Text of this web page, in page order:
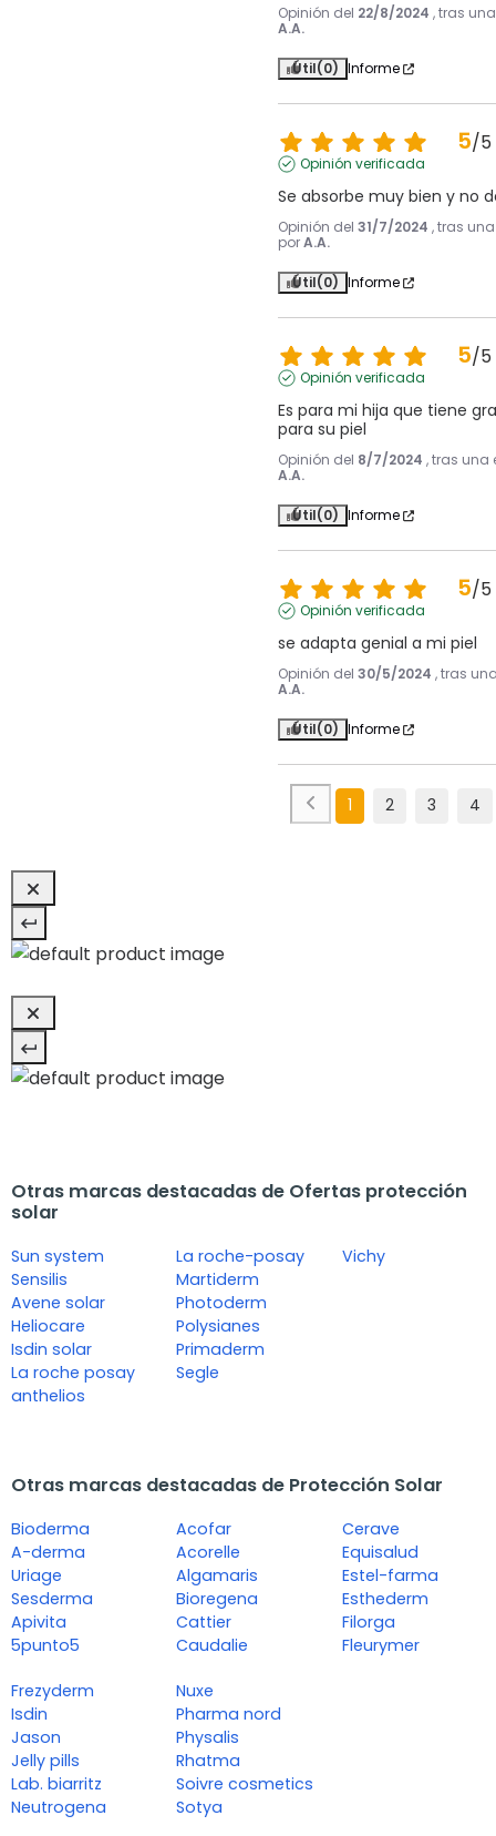
Opinión del 22/8/2024 , tras
A.A.
Útil(0) Informe
5/5
Opinión verificada
Se absorbe muy bien y no
Opinión del 31/7/2024 , tras
porA.A.
Útil(0) Informe
5/5
Opinión verificada
Es para mi hija que tiene
para su piel
Opinión del 8/7/2024 , tras una
A.A.
Útil(0) Informe
5/5
Opinión verificada
se adapta genial a mi piel
Opinión del 30/5/2024 , tras
A.A.
Útil(0) Informe
1 2 3 4
Otras marcas destacadas de Ofertas protección
solar
Sun system
Sensilis
Avene solar
Heliocare
Isdin solar
La roche posay
anthelios
La roche-posay
Martiderm
Photoderm
Polysianes
Primaderm
Segle
Vichy
Otras marcas destacadas de Protección Solar
Bioderma
A-derma
Uriage
Sesderma
Apivita
5punto5
Acofar
Acorelle
Algamaris
Bioregena
Cattier
Caudalie
Cerave
Equisalud
Estel-farma
Esthederm
Filorga
Fleurymer
Frezyderm
Isdin
Jason
Jelly pills
Lab. biarritz
Neutrogena
Nuxe
Pharma nord
Physalis
Rhatma
Soivre cosmetics
Sotya